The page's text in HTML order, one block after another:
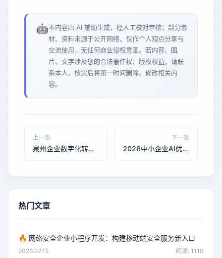
🤖本内容由 AI 辅助生成，经人工校对审核；部分素
材、资料来源于公开网络，仅作个人观点分享与
交流使用，无任何商业侵权意图。若内容、图
片、文字涉及您的合法著作权、版权权益，请联
系本人，核实后将第一时间删除、修改相关内
容。
上一条
泉州企业数字化转型：GEO优化与AI搜索如何重塑B2B电商？
下一条
2026中小企业AI优化选购指南：如何让品牌在豆包、DeepSeek中脱颖而出
热门文章
🔥 网络安全企业小程序开发：构建移动端安全服务新入口
2026.07.15 阅读: 1110